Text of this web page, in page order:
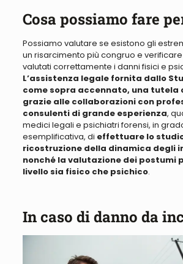
Cosa possiamo fare
Possiamo valutare se esistono gli
un risarcimento più congruo e
valutati correttamente i danni fisici e
L’assistenza legale fornita dallo
come sopra accennato, una tutela
grazie alle collaborazioni con
consulenti di grande esperienza,
medici legali e psichiatri forensi, in
esemplificativa, di effettuare lo
ricostruzione della dinamica degli
nonché la valutazione dei postumi
livello sia fisico che psichico.
In caso di danno da